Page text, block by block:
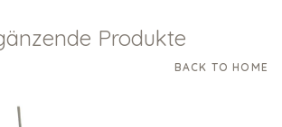
Produkte
BACK TO HOME